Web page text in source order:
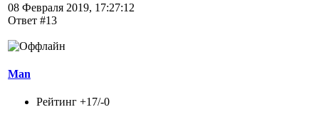
08 Февраля 2019, 17:27:12
Ответ #13
Man
Рейтинг +17/-0